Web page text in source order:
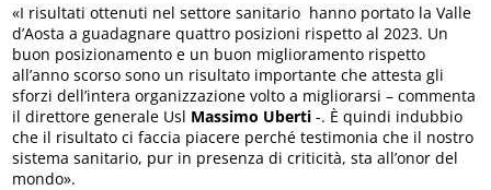
«I risultati ottenuti nel settore sanitario hanno portato la Valle
d’Aosta a guadagnare quattro posizioni rispetto al 2023. Un
buon posizionamento e un buon miglioramento rispetto
all’anno scorso sono un risultato importante che attesta gli
sforzi dell’intera organizzazione volto a migliorarsi – commenta
il direttore generale Usl Massimo Uberti -. È quindi indubbio
che il risultato ci faccia piacere perché testimonia che il nostro
sistema sanitario, pur in presenza di criticità, sta all’onor del
mondo».